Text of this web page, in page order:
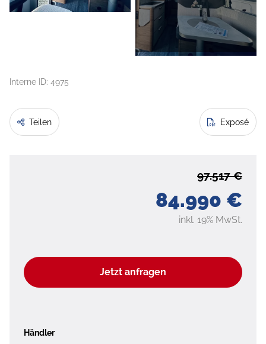
Interne ID: 4975
Teilen Exposé
84.990 €
97.517 €
inkl. 19% MwSt.
Jetzt anfragen
Händler